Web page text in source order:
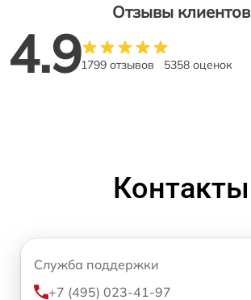
Отзывы клиентов
4.91799 отзывов 5358 оценок
Контакты
Служба поддержки
+7 (495) 023-41-97